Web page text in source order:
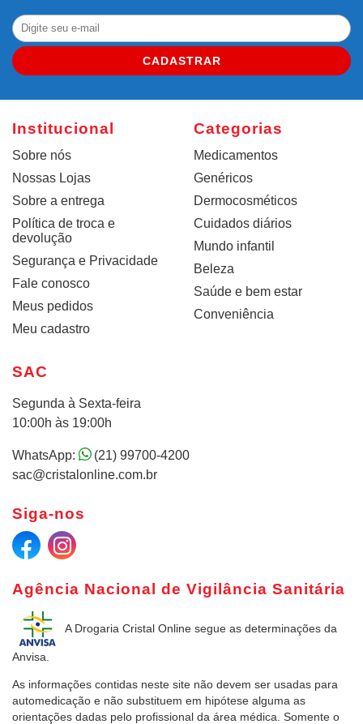
CADASTRAR
Institucional
Sobre nós
Nossas Lojas
Sobre a entrega
Política de troca e
devolução
Segurança e Privacidade
Fale conosco
Meus pedidos
Meu cadastro
Categorias
Medicamentos
Genéricos
Dermocosméticos
Cuidados diários
Mundo infantil
Beleza
Saúde e bem estar
Conveniência
Agência Nacional de Vigilância Sanitária
A Drogaria Cristal Online segue as determinações da
Anvisa.
As informações contidas neste site não devem ser usadas para
automedicação e não substituem em hipótese alguma as
orientações dadas pelo profissional da área médica. Somente o
SAC
Segunda à Sexta-feira
10:00h às 19:00h
WhatsApp:
(21) 99700-4200
sac@cristalonline.com.br
Siga-nos